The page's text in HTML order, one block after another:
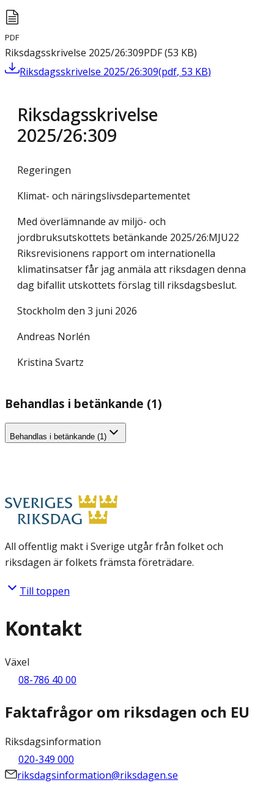
PDF
Riksdagsskrivelse 2025/26:309PDF(53 KB)
Riksdagsskrivelse 2025/26:309(pdf, 53 KB)
Riksdagsskrivelse
2025/26:309
Regeringen
Klimat- och näringslivsdepartementet
Med överlämnande av miljö- och
jordbruksutskottets betänkande 2025/26:MJU22
Riksrevisionens rapport om internationella
klimatinsatser får jag anmäla att riksdagen denna
dag bifallit utskottets förslag till riksdagsbeslut.
Stockholm den 3 juni 2026
Andreas Norlén
Kristina Svartz
Behandlas i betänkande (1)
Behandlas i betänkande (1)
All offentlig makt i Sverige utgår från folket och
riksdagen är folkets främsta företrädare.
Till toppen
Kontakt
Växel
08-786 40 00
Faktafrågor om riksdagen och EU
Riksdagsinformation
020-349 000
riksdagsinformation@riksdagen.se